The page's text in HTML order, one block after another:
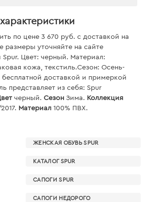
по цене 3 670 руб. c доставкой на
размеры уточняйте на сайте
Spur. Цвет: черный. Материал:
кожа, текстиль.Сезон: Осень-
бесплатной доставкой и примеркой
представляет из себя: Spur
черный.Сезон Зима. Коллекция
Материал 100% ПВХ.
ЖЕНСКАЯ ОБУВЬ SPUR
КАТАЛОГ SPUR
САПОГИ SPUR
САПОГИ НЕДОРОГО